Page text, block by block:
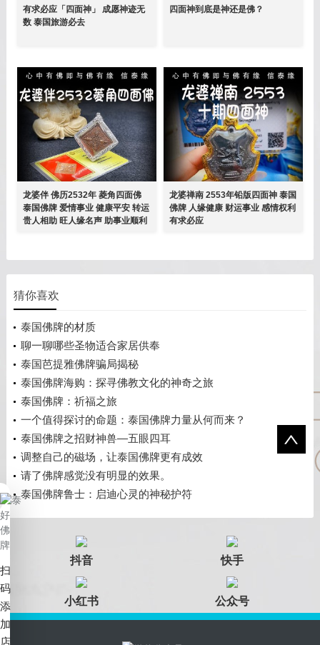
​有求必应「四面神」 成愿神迹无
数 泰国旅游必去
四面神到底是神还是佛？
龙婆伴 佛历2532年 菱角四面佛
泰国佛牌 爱情事业 健康平安 转运
贵人相助 旺人缘名声 助事业顺利
龙婆禅南 2553年铅版四面神 泰国
佛牌 人缘健康 财运事业 感情权利
有求必应
猜你喜欢
泰国佛牌的材质
聊一聊哪些圣物适合家居供奉
泰国芭提雅佛牌骗局揭秘
泰国佛牌海购：探寻佛教文化的神奇之旅
泰国佛牌：祈福之旅
一个值得探讨的命题：泰国佛牌力量从何而来？
泰国佛牌之招财神兽—五眼四耳
调整自己的磁场，让泰国佛牌更有成效
请了佛牌感觉没有明显的效果。
泰国佛牌鲁士：启迪心灵的神秘护符
抖音 快手
小红书 公众号
扫
码
添
加
店